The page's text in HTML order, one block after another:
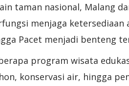
taman nasional, Malang
menjaga ketersediaan
Pacet menjadi benteng
program wisata
konservasi air, hingga